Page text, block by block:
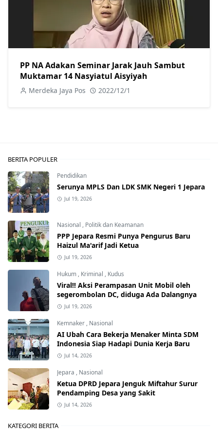
PP NA Adakan Seminar Jarak Jauh Sambut
Muktamar 14 Nasyiatul Aisyiyah
Merdeka Jaya Pos 2022/12/1
BERITA POPULER
Pendidikan
Serunya MPLS Dan LDK SMK Negeri 1 Jepara
Jul 19, 2026
Nasional , Politik dan Keamanan
PPP Jepara Resmi Punya Pengurus Baru
Haizul Ma'arif Jadi Ketua
Jul 19, 2026
Hukum , Kriminal , Kudus
Viral!! Aksi Perampasan Unit Mobil oleh
segerombolan DC, diduga Ada Dalangnya
Jul 19, 2026
Kemnaker , Nasional
AI Ubah Cara Bekerja Menaker Minta SDM
Indonesia Siap Hadapi Dunia Kerja Baru
Jul 14, 2026
Jepara , Nasional
Ketua DPRD Jepara Jenguk Miftahur Surur
Pendamping Desa yang Sakit
Jul 14, 2026
KATEGORI BERITA